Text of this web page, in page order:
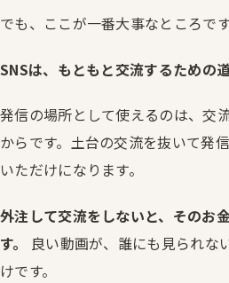
でも、ここが一番大事なところです
SNSは、もともと交流するための道
発信の場所として使えるのは、交
からです。土台の交流を抜いて発
いただけになります。
外注して交流をしないと、そのお
す。
良い動画が、誰にも見られな
けです。